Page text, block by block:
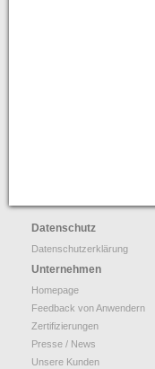
Datenschutz
Datenschutzerklärung
Unternehmen
Homepage
Feedback von Anwendern
Zertifizierungen
Presse / News
Unsere Kunden